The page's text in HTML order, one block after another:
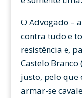
O Advogado –
contra tudo e
resistência e,
Castelo Branco
justo, pelo que
armar-se